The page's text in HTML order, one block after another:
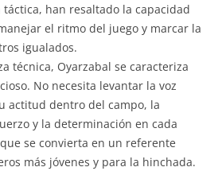
han resaltado la capacidad
el ritmo del juego y marcar la
igualados.
técnica, Oyarzabal se caracteriza
No necesita levantar la voz
actitud dentro del campo, la
y la determinación en cada
se convierta en un referente
más jóvenes y para la hinchada.